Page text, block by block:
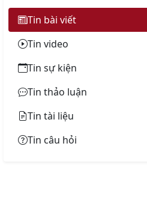
Tin bài viết
Tin video
Tin sự kiện
Tin thảo luận
Tin tài liệu
Tin câu hỏi